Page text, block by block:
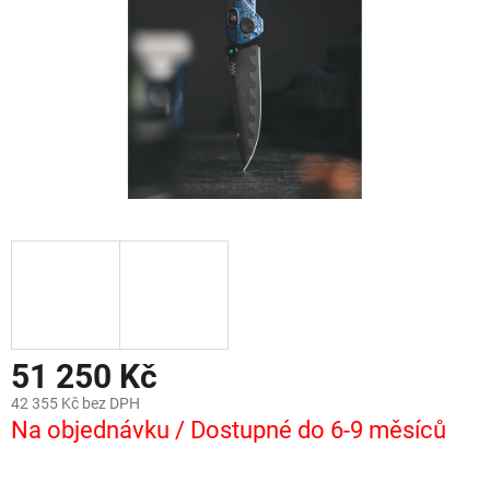
51 250 Kč
42 355 Kč bez DPH
Na objednávku / Dostupné do 6-9 měsíců